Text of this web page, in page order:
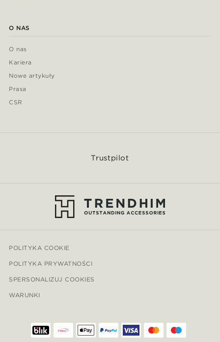
O NAS
O nas
Kariera
Nowe artykuły
Prasa
CSR
Trustpilot
POLITYKA COOKIE
POLITYKA PRYWATNOŚCI
SPERSONALIZUJ COOKIES
WARUNKI